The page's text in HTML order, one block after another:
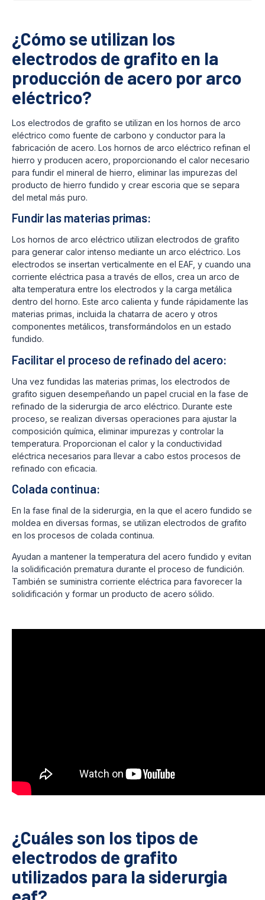
¿Cómo se utilizan los
electrodos de grafito en la
producción de acero por arco
eléctrico?
Los electrodos de grafito se utilizan en los hornos de arco
eléctrico como fuente de carbono y conductor para la
fabricación de acero. Los hornos de arco eléctrico refinan el
hierro y producen acero, proporcionando el calor necesario
para fundir el mineral de hierro, eliminar las impurezas del
producto de hierro fundido y crear escoria que se separa
del metal más puro.
Fundir las materias primas:
Los hornos de arco eléctrico utilizan electrodos de grafito
para generar calor intenso mediante un arco eléctrico. Los
electrodos se insertan verticalmente en el EAF, y cuando una
corriente eléctrica pasa a través de ellos, crea un arco de
alta temperatura entre los electrodos y la carga metálica
dentro del horno. Este arco calienta y funde rápidamente las
materias primas, incluida la chatarra de acero y otros
componentes metálicos, transformándolos en un estado
fundido.
Facilitar el proceso de refinado del acero:
Una vez fundidas las materias primas, los electrodos de
grafito siguen desempeñando un papel crucial en la fase de
refinado de la siderurgia de arco eléctrico. Durante este
proceso, se realizan diversas operaciones para ajustar la
composición química, eliminar impurezas y controlar la
temperatura. Proporcionan el calor y la conductividad
eléctrica necesarios para llevar a cabo estos procesos de
refinado con eficacia.
Colada continua:
En la fase final de la siderurgia, en la que el acero fundido se
moldea en diversas formas, se utilizan electrodos de grafito
en los procesos de colada continua.
Ayudan a mantener la temperatura del acero fundido y evitan
la solidificación prematura durante el proceso de fundición.
También se suministra corriente eléctrica para favorecer la
solidificación y formar un producto de acero sólido.
¿Cuáles son los tipos de
electrodos de grafito
utilizados para la siderurgia